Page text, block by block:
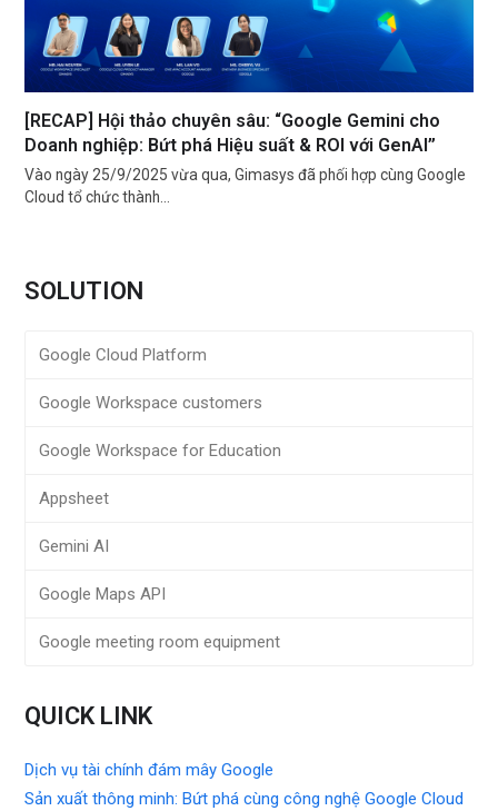
[RECAP] Hội thảo chuyên sâu: “Google Gemini cho
Doanh nghiệp: Bứt phá Hiệu suất & ROI với GenAI”
Vào ngày 25/9/2025 vừa qua, Gimasys đã phối hợp cùng Google
Cloud tổ chức thành…
SOLUTION
Google Cloud Platform
Google Workspace customers
Google Workspace for Education
Appsheet
Gemini AI
Google Maps API
Google meeting room equipment
QUICK LINK
Dịch vụ tài chính đám mây Google
Sản xuất thông minh: Bứt phá cùng công nghệ Google Cloud